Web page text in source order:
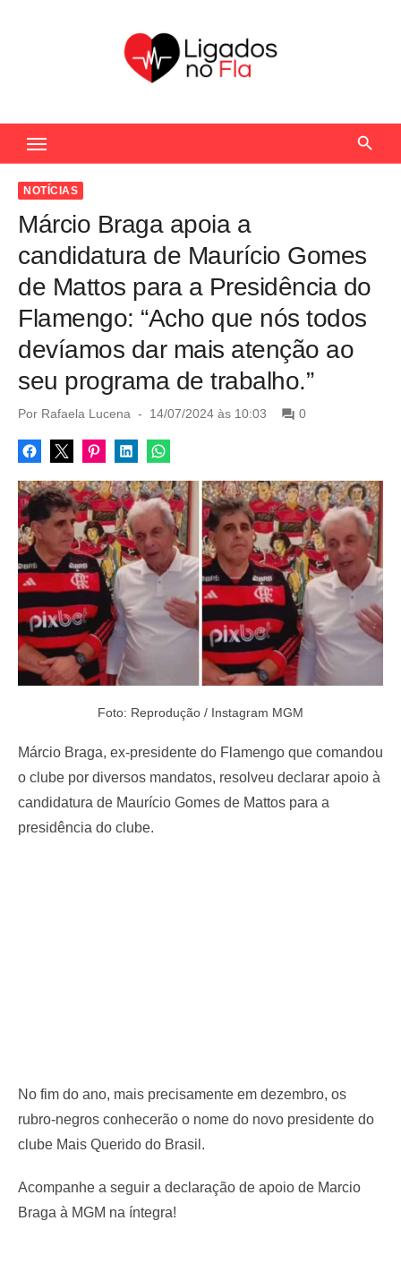
c
NOTÍCIAS
Márcio Braga apoia a
candidatura de Maurício Gomes
de Mattos para a Presidência do
Flamengo: “Acho que nós todos
devíamos dar mais atenção ao
seu programa de trabalho.”
Por Rafaela Lucena
P
s
t
d
o
n
14/07/2024 às 10:03 0
Foto: Reprodução / Instagram MGM
Márcio Braga, ex-presidente do Flamengo que comandou
o clube por diversos mandatos, resolveu declarar apoio à
candidatura de Maurício Gomes de Mattos para a
presidência do clube.
No fim do ano, mais precisamente em dezembro, os
rubro-negros conhecerão o nome do novo presidente do
clube Mais Querido do Brasil.
Acompanhe a seguir a declaração de apoio de Marcio
Braga à MGM na íntegra!